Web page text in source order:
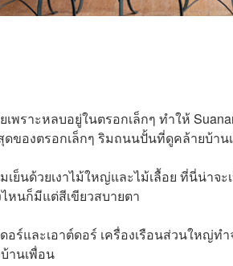
พราะหลบอยู่ในตรอกเล็กๆ ทำให้
ดของตรอกเล็กๆ ริมถนนปั้นที่ดูคล้ายบ้
ย็นด้วยเงาไม้ใหญ่และไม้เลื้อย ที่นี่น่าจ
หนก็มีแต่สีเขียวสบายตา
ร์และเอาต์ดอร์ เครื่องเรือนส่วนใหญ่ท
านเพื่อน